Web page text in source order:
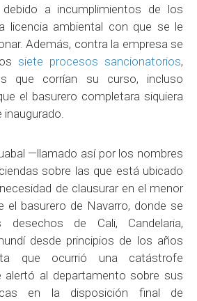
debido a incumplimientos de los
licencia ambiental con que se le
Además, contra la empresa se
siete procesos sancionatorios,
que corrían su curso, incluso
el basurero completara siquiera
inaugurado.
—llamado así por los nombres
sobre las que está ubicado
de clausurar en el menor
el basurero de Navarro, donde se
desechos de Cali, Candelaria,
desde principios de los años
que ocurrió una catástrofe
alertó al departamento sobre sus
en la disposición final de